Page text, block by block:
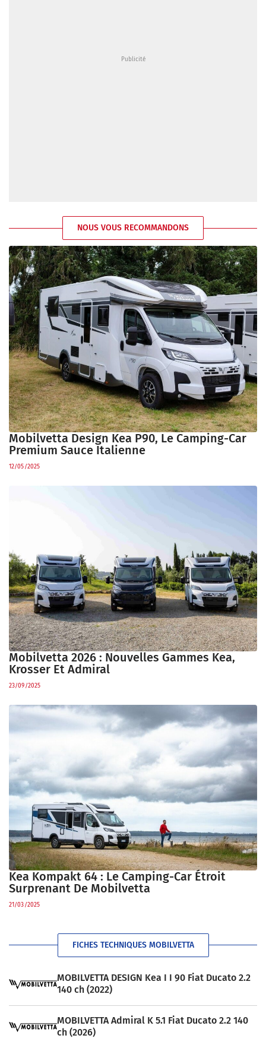
NOUS VOUS RECOMMANDONS
Mobilvetta Design Kea P90, Le Camping-Car
Premium Sauce Italienne
12/05/2025
Mobilvetta 2026 : Nouvelles Gammes Kea,
Krosser Et Admiral
23/09/2025
Kea Kompakt 64 : Le Camping-Car Étroit
Surprenant De Mobilvetta
21/03/2025
FICHES TECHNIQUES MOBILVETTA
MOBILVETTA DESIGN Kea I I 90 Fiat Ducato 2.2
140 ch (2022)
MOBILVETTA Admiral K 5.1 Fiat Ducato 2.2 140
ch (2026)